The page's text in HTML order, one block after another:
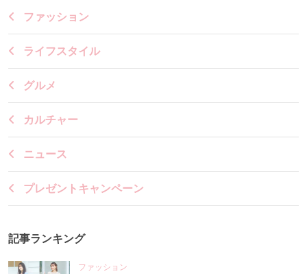
ファッション
ライフスタイル
グルメ
カルチャー
ニュース
プレゼントキャンペーン
記事ランキング
ファッション